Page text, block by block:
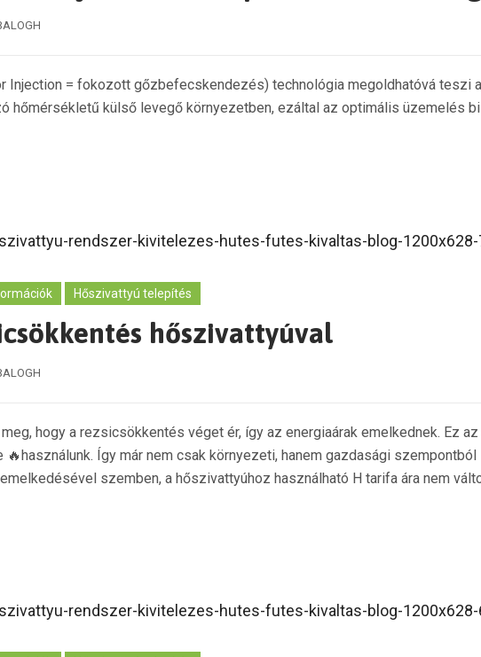
Injection = fokozott gőzbefecskendezés) technológia megoldhatóvá
hőmérsékletű külső levegő környezetben, ezáltal az optimális üzemelés
Hőszivattyú telepítés
hőszivattyúval
hogy a rezsicsökkentés véget ér, így az energiaárak emelkednek. Ez
Így már nem csak környezeti, hanem gazdasági
szemben, a hőszivattyúhoz használható H tarifa ára nem